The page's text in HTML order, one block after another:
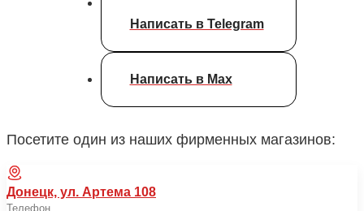
Написать в Telegram
Написать в Max
Посетите один из наших фирменных магазинов:
Донецк, ул. Артема 108
Телефон